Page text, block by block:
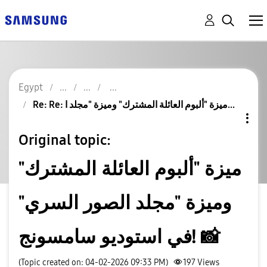
Egypt
Re: Re: ميزة "ألبوم العائلة المشترك" وميزة "مجلد ا...
Original topic:
ميزة "ألبوم العائلة المشترك"
وميزة "مجلد الصور السري"
في استوديو سامسونج! 📸
(Topic created on: 04-02-2026 09:33 PM) 197Views